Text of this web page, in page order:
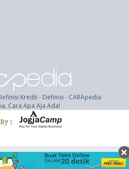
Kredit - Definisi - CARApedia
Cara Apa Aja Ada!